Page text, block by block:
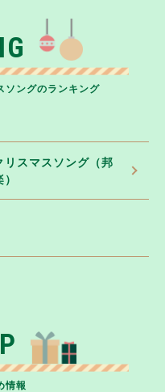
ソングのランキング
リスマスソング（邦
情報